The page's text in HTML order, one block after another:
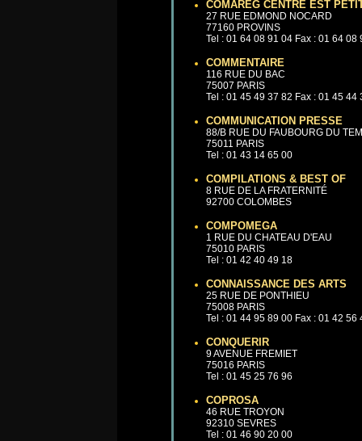
COMAREG CENTRE EST
27 RUE EDMOND NOCARD
77160 PROVINS
Tel : 01 64 08 91 04 Fax : 01 64 08
COMMENTAIRE
116 RUE DU BAC
75007 PARIS
Tel : 01 45 49 37 82 Fax : 01 45 44
COMMUNICATION PRESSE
88/B RUE DU FAUBOURG DU
75011 PARIS
Tel : 01 43 14 65 00
COMPILATIONS & BEST OF
8 RUE DE LA FRATERNITÉ
92700 COLOMBES
COMPOMEGA
1 RUE DU CHATEAU D'EAU
75010 PARIS
Tel : 01 42 40 49 18
CONNAISSANCE DES ARTS
25 RUE DE PONTHIEU
75008 PARIS
Tel : 01 44 95 89 00 Fax : 01 42 56
CONQUERIR
9 AVENUE FREMIET
75016 PARIS
Tel : 01 45 25 76 96
COPROSA
46 RUE TROYON
92310 SEVRES
Tel : 01 46 90 20 00